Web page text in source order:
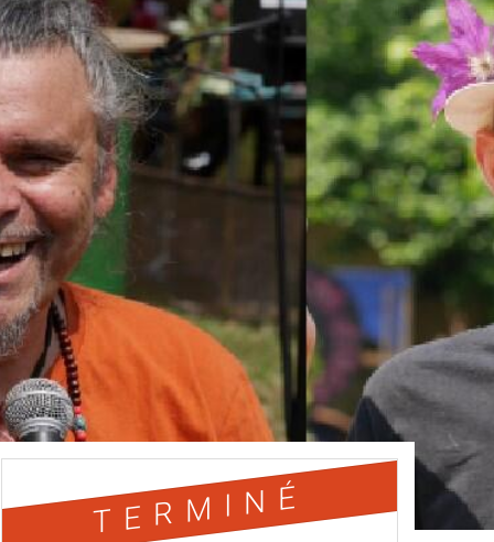
TERMINÉ